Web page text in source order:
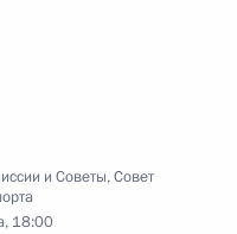
и Советы,Совет
18:00